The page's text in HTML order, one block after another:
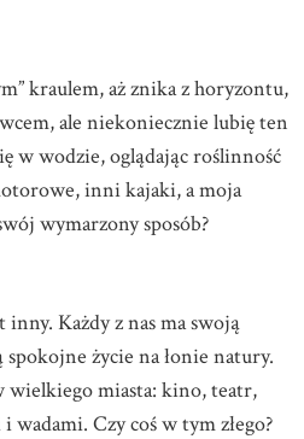
kraulem, aż znika z horyzontu,
ale niekoniecznie lubię ten
w wodzie, oglądając roślinność
inni kajaki, a moja
wymarzony sposób?
inny. Każdy z nas ma swoją
życie na łonie natury.
miasta: kino, teatr,
Czy coś w tym złego?